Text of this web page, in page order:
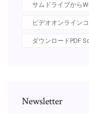
サムドライブから
ビデオオンライン
ダウンロードPDF
Newsletter